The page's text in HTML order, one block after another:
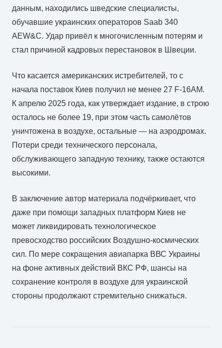
данным, находились шведские специалисты,
обучавшие украинских операторов Saab 340
AEW&C. Удар привёл к многочисленным потерям и
стал причиной кадровых перестановок в Швеции.
Что касается американских истребителей, то с
начала поставок Киев получил не менее 27 F-16AM.
К апрелю 2025 года, как утверждает издание, в строю
осталось не более 19, при этом часть самолётов
уничтожена в воздухе, остальные — на аэродромах.
Потери среди технического персонала,
обслуживающего западную технику, также остаются
высокими.
В заключение автор материала подчёркивает, что
даже при помощи западных платформ Киев не
может ликвидировать технологическое
превосходство российских Воздушно-космических
сил. По мере сокращения авиапарка ВВС Украины
на фоне активных действий ВКС РФ, шансы на
сохранение контроля в воздухе для украинской
стороны продолжают стремительно снижаться.